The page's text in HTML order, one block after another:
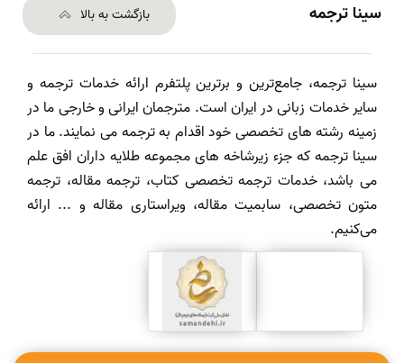
سینا ترجمه بازگشت به بالا
سینا ترجمه، جامع‌ترین و برترین پلتفرم ارائه خدمات ترجمه و
سایر خدمات زبانی در ایران است. مترجمان ایرانی و خارجی ما در
زمینه رشته های تخصصی خود اقدام به ترجمه می نمایند. ما در
سینا ترجمه که جزء زیرشاخه های مجموعه طلایه داران افق علم
می باشد، خدمات ترجمه تخصصی کتاب، ترجمه مقاله، ترجمه
متون تخصصی، سابمیت مقاله، ویراستاری مقاله و ... ارائه
می‌کنیم.